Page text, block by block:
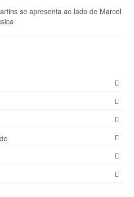
se apresenta ao lado de Marcel